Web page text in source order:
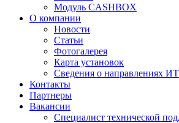
Модуль CASHBOX
О компании
Новости
Статьи
Фотогалерея
Карта установок
Сведения о направлениях
Контакты
Партнеры
Вакансии
Специалист технической